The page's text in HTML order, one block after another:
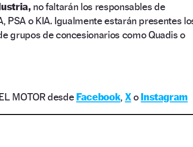
no faltarán los responsables de
PSA o KIA. Igualmente estarán presentes
grupos de concesionarios como Quadis o
MOTOR desde Facebook, Xo Instagram